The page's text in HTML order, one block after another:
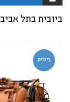
ביובית בתל אביב
ביובית